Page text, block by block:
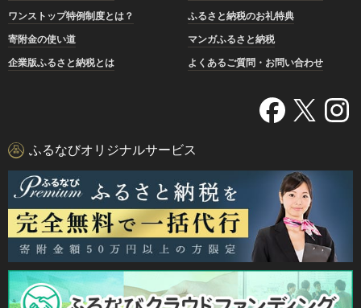
ワンストップ特例制度とは？
ふるさと納税のお礼特典
寄附金の使い道
マンガふるさと納税
企業版ふるさと納税とは
よくあるご質問・お問い合わせ
ふるなびオリジナルサービス